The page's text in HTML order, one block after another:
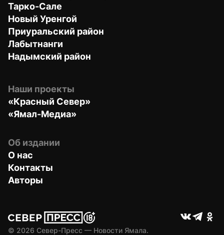
Тарко-Сале
Новый Уренгой
Приуральский район
Лабытнанги
Надымский район
Наши проекты
«Красный Север»
«Ямал-Медиа»
Об издании
О нас
Контакты
Авторы
© 2026 Север-Пресс — Новости Ямала.